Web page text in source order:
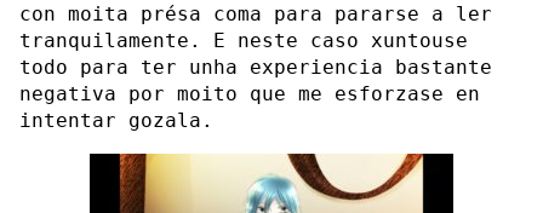
con moita présa coma para pararse a ler
tranquilamente. E neste caso xuntouse
todo para ter unha experiencia bastante
negativa por moito que me esforzase en
intentar gozala.